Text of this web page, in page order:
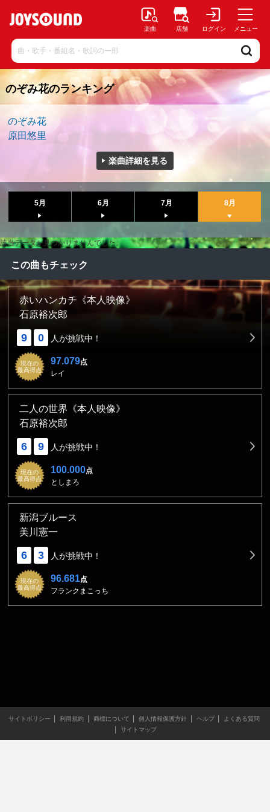
楽曲 店舗 ログイン メニュー
のぞみ花のランキング
のぞみ花
原田悠里
楽曲詳細を見る
5月 6月 7月 8月
該当データが見つかりませんでした。
この曲もチェック
赤いハンカチ《本人映像》
石原裕次郎
9 0 人が挑戦中！
現在の
最高得点
97.079点
レイ
二人の世界《本人映像》
石原裕次郎
6 9 人が挑戦中！
現在の
最高得点
100.000点
としまろ
新潟ブルース
美川憲一
6 3 人が挑戦中！
現在の
最高得点
96.681点
フランクまこっち
サイトポリシー 利用規約 商標について 個人情報保護方針 ヘルプ
よくある質問
サイトマップ